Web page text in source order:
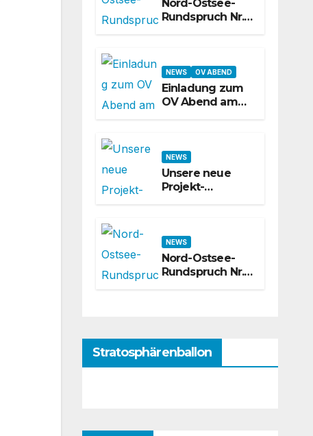
Nord-Ostsee-
Rundspruch Nr.
NEWS OV ABEND
Einladung zum
OV Abend am
NEWS
Unsere neue
Projekt-
NEWS
Nord-Ostsee-
Rundspruch Nr.
Stratosphärenballon